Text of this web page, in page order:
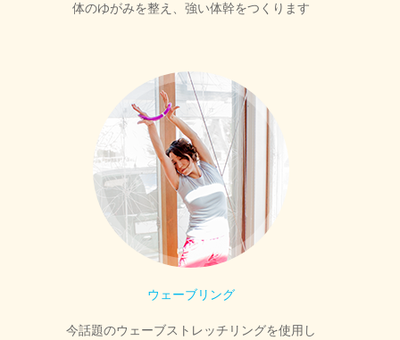
体のゆがみを整え、強い体幹をつくります
ウェーブリング
今話題のウェーブストレッチリングを使用し